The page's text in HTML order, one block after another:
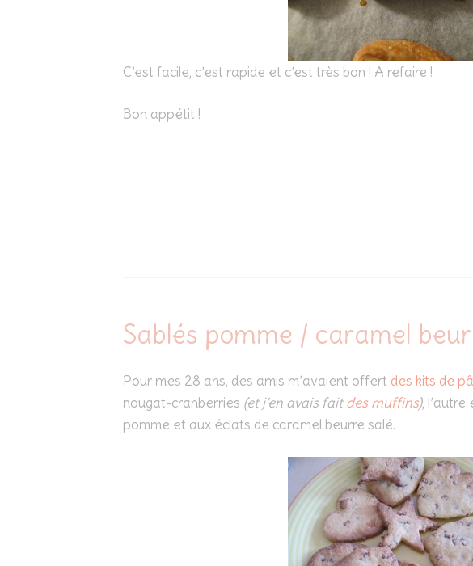
C’est facile, c’est rapide et c’est très bon ! A refaire !
Bon appétit !
Sablés pomme / caramel
Pour mes 28 ans, des amis m’avaient offert des kits de
nougat-cranberries (et j’en avais faitdes muffins),
pomme et aux éclats de caramel beurre salé.